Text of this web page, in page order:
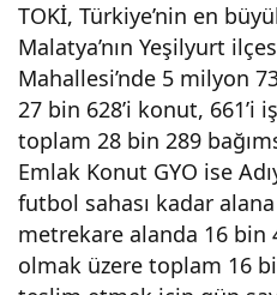
TOKİ, Türkiye’nin en
Malatya’nın Yeşilyurt
Mahallesi’nde 5 milyon
27 bin 628’i konut, 661’i
toplam 28 bin 289
Emlak Konut GYO ise
futbol sahası kadar
metrekare alanda 16 bin
olmak üzere toplam 16
için
son
adı
mlar